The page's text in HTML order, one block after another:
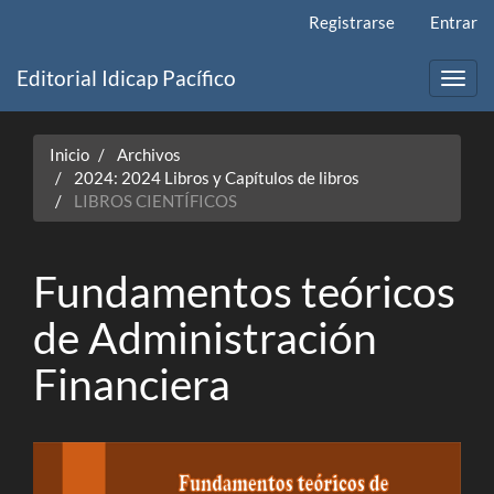
principal
Registrarse Entrar
Editorial Idicap Pacífico
Inicio
Archivos
2024: 2024 Libros y Capítulos de libros
LIBROS CIENTÍFICOS
Fundamentos teóricos
de Administración
Financiera